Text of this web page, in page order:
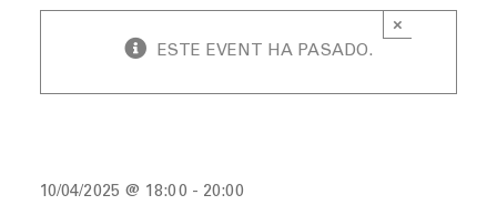
ESTE EVENT HA PASADO.
×
10/04/2025 @ 18:00 - 20:00